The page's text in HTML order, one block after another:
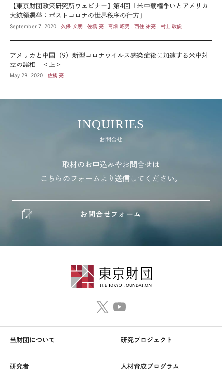
【東京財団政策研究所ウェビナー】第4回「米中覇権争いとアメリカ
大統領選挙：ポストコロナの世界秩序の行方」
September 7, 2020 久保 文明 , 佐橋 亮 , 高畑 昭男 , 西住 祐亮 , 村上 政俊
アメリカと中国（9）新型コロナウイルス感染症後に加速する米中対
立の諸相 ＜上＞
May 29, 2020 佐橋 亮
INQUIRIES
お問合せ
取材のお申込みやお問合せは
こちらのフォームより送信してください。
お問合せフォーム
当財団について 研究プロジェクト
研究者 人材育成プログラム